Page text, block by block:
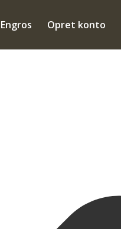
Engros Opret konto